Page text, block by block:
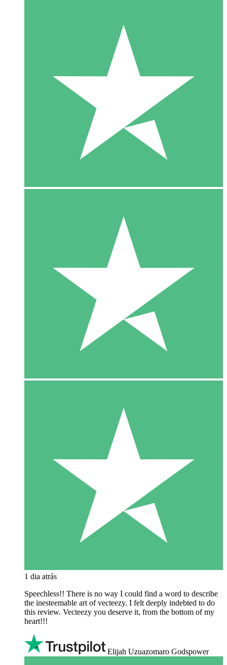
1 dia atrás
Speechless!! There is no way I could find a word to describe
the inesteemable art of vecteezy. I felt deeply indebted to do
this review. Vecteezy you deserve it, from the bottom of my
heart!!!
Elijah Uzuazomaro Godspower